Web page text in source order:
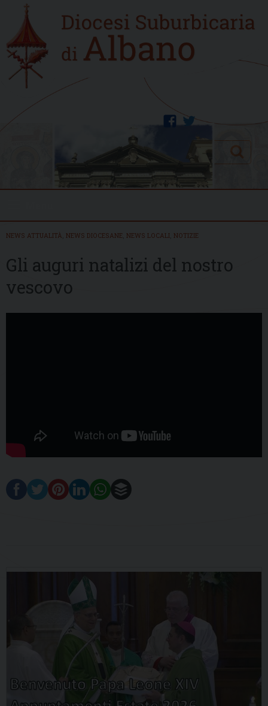
content
Home
new
twitter
facebook
Search
NEWS ATTUALITÀ NEWS DIOCESANE NEWS LOCALI NOTIZIE
Gli auguri natalizi del nostro
vescovo